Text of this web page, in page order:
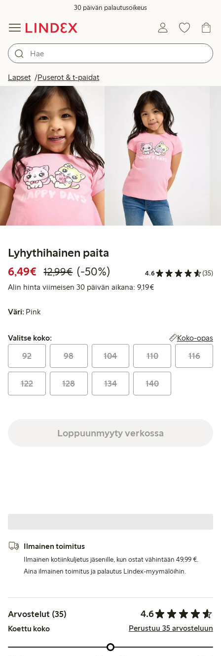
30 päivän palautusoikeus
Lapset Puserot & t-paidat
Lyhythihainen paita
6,49€ Alennettu hinta: 6,49 €
12,99€Normaalihinta: 12,99 €
50% alennus
(-50%) 4.6 (35)
Alin hinta viimeisen 30 päivän aikana: 9,19€Alin hinta viimeisen
Väri: Pink
Valitse koko:
Valitse koko: Koko-opas
92 98 104 110 116
122 128 134 140
Loppuunmyyty verkossa
Ilmainen toimitus
Ilmainen kotiinkuljetus jäsenille, kun ostat vähintään 49,99 €.
Aina ilmainen toimitus ja palautus Lindex-myymälöihin.
Arvostelut (35) 4.6
Koettu koko Perustuu 35 arvosteluun